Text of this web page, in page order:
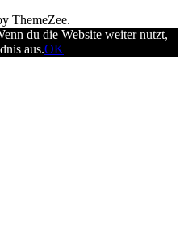
ThemeZee.
du die Website weiter nutzt,
aus.OK